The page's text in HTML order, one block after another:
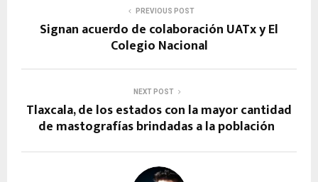
PREVIOUS POST
Signan acuerdo de colaboración UATx y El
Colegio Nacional
NEXT POST
Tlaxcala, de los estados con la mayor cantidad
de mastografías brindadas a la población